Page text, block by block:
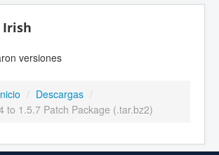
Irish
versiones
/ Descargas /
to 1.5.7 Patch Package (.tar.bz2)